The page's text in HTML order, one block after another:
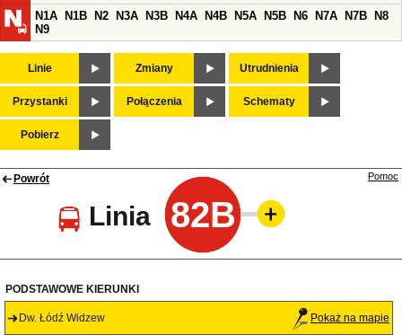
N1A
N1B N2 N3A N3B N4A N4B N5A N5B N6 N7A N7B
N8
N9
Linie Zmiany Utrudnienia
Przystanki Połączenia Schematy
Pobierz
Powrót
Linia 82B
Pomoc
PODSTAWOWE KIERUNKI
Dw. Łódź Widzew Pokaż na mapie